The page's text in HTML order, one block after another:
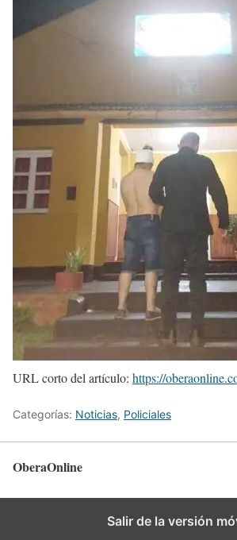
URL corto del artículo: https://
Categorías: Noticias, Policiales
OberaOnline
Salir de la versión